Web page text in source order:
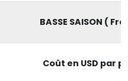
BASSE SAISON (
Coût en USD par